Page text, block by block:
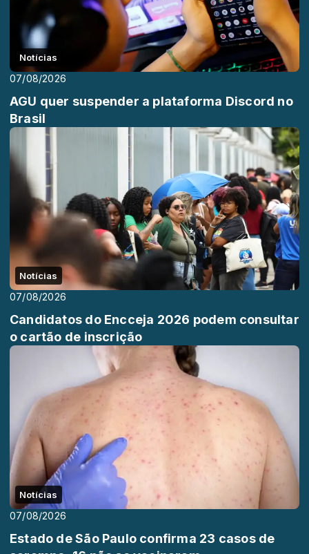
Notícias
07/08/2026
AGU quer suspender a plataforma Discord no
Brasil
Notícias
07/08/2026
Candidatos do Encceja 2026 podem consultar
o cartão de inscrição
Notícias
07/08/2026
Estado de São Paulo confirma 23 casos de